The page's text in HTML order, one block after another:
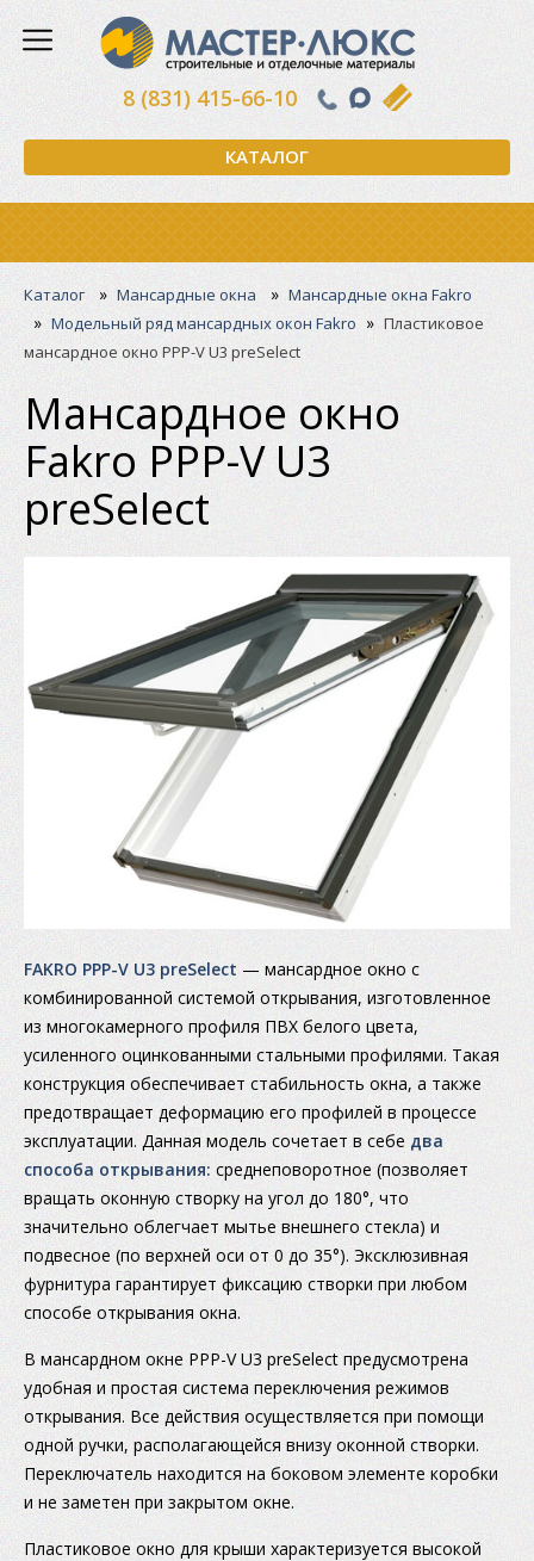
КАТАЛОГ
8 (831) 415-66-10
Каталог» Мансардные окна » Мансардные окна Fakro
» Модельный ряд мансардных окон Fakro » Пластиковое
мансардное окно PPP-V U3 preSelect
Мансардное окно
Fakro PPP-V U3
preSelect
FAKRO PPP-V U3 preSelect — мансардное окно с
комбинированной системой открывания, изготовленное
из многокамерного профиля ПВХ белого цвета,
усиленного оцинкованными стальными профилями. Такая
конструкция обеспечивает стабильность окна, а также
предотвращает деформацию его профилей в процессе
эксплуатации. Данная модель сочетает в себе два
способа открывания: среднеповоротное (позволяет
вращать оконную створку на угол до 180°, что
значительно облегчает мытье внешнего стекла) и
подвесное (по верхней оси от 0 до 35°). Эксклюзивная
фурнитура гарантирует фиксацию створки при любом
способе открывания окна.
В мансардном окне PPP-V U3 preSelect предусмотрена
удобная и простая система переключения режимов
открывания. Все действия осуществляется при помощи
одной ручки, располагающейся внизу оконной створки.
Переключатель находится на боковом элементе коробки
и не заметен при закрытом окне.
Пластиковое окно для крыши характеризуется высокой